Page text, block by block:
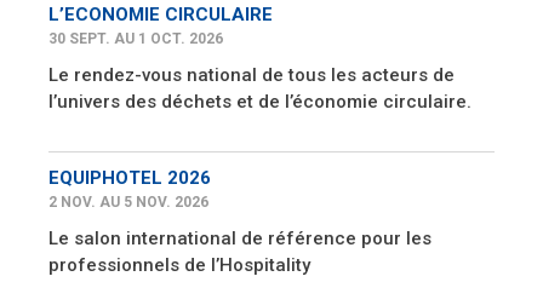
L’ECONOMIE CIRCULAIRE
30 SEPT. AU 1 OCT. 2026
Le rendez-vous national de tous les acteurs de
l’univers des déchets et de l’économie circulaire.
EQUIPHOTEL 2026
2 NOV. AU 5 NOV. 2026
Le salon international de référence pour les
professionnels de l’Hospitality